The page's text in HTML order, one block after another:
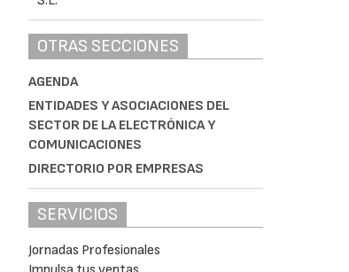
OTRAS SECCIONES
AGENDA
ENTIDADES Y ASOCIACIONES DEL
SECTOR DE LA ELECTRÓNICA Y
COMUNICACIONES
DIRECTORIO POR EMPRESAS
SERVICIOS
Jornadas Profesionales